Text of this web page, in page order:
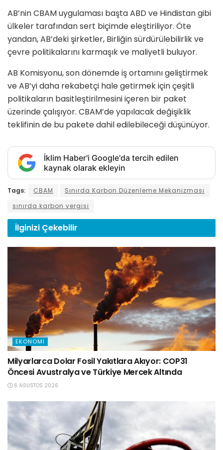
AB’nin CBAM uygulaması başta ABD ve Hindistan gibi
ülkeler tarafından sert biçimde eleştiriliyor. Öte
yandan, AB’deki şirketler, Birliğin sürdürülebilirlik ve
çevre politikalarını karmaşık ve maliyetli buluyor.
AB Komisyonu, son dönemde iş ortamını geliştirmek
ve AB’yi daha rekabetçi hale getirmek için çeşitli
politikaların basitleştirilmesini içeren bir paket
üzerinde çalışıyor. CBAM’de yapılacak değişiklik
teklifinin de bu pakete dahil edilebileceği düşünüyor.
İklim Haber'i Google'da tercih edilen
kaynak olarak ekleyin
Tags: CBAM
Sınırda Karbon Düzenleme Mekanizması
sınırda karbon vergisi
İlginizi Çekebilir
EKONOMI
Milyarlarca Dolar Fosil Yakıtlara Akıyor: COP31
Öncesi Avustralya ve Türkiye Mercek Altında
6 AĞUSTOS 2026